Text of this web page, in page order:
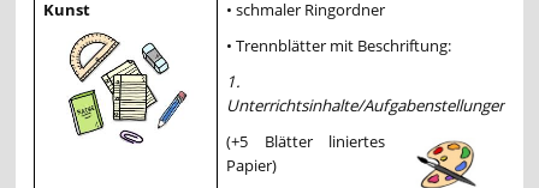
Kunst
• schmaler Ringordner
• Trennblätter mit Beschriftung:
1.
Unterrichtsinhalte/Aufgabenstellungen
(+5 Blätter liniertes
Papier)